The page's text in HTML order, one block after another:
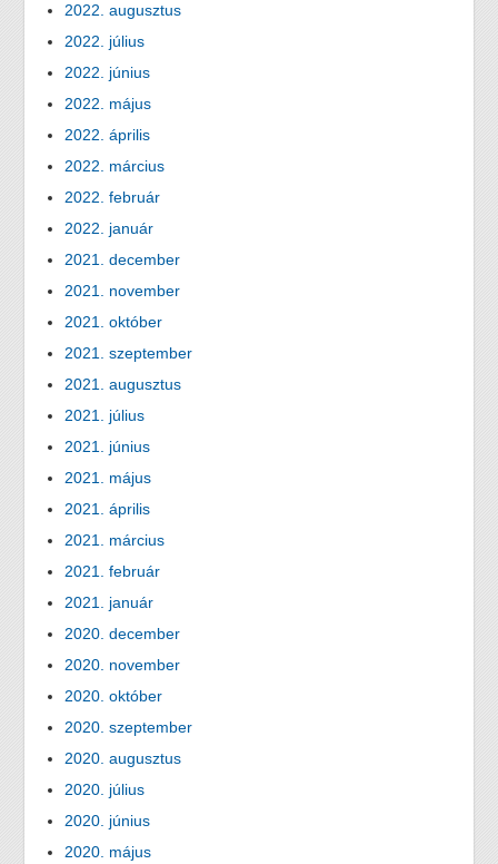
2022. augusztus
2022. július
2022. június
2022. május
2022. április
2022. március
2022. február
2022. január
2021. december
2021. november
2021. október
2021. szeptember
2021. augusztus
2021. július
2021. június
2021. május
2021. április
2021. március
2021. február
2021. január
2020. december
2020. november
2020. október
2020. szeptember
2020. augusztus
2020. július
2020. június
2020. május